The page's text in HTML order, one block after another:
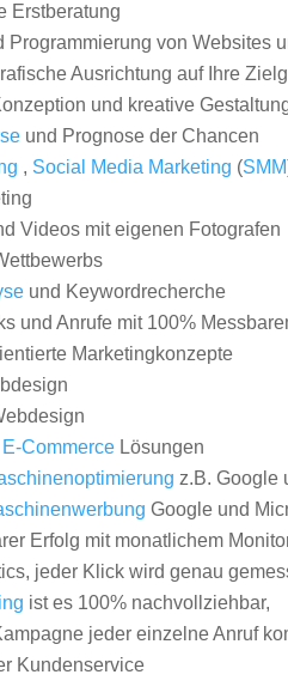
Erstberatung
Programmierung von Websites
Ausrichtung auf Ihre
und kreative
und Prognose der Chancen
, Social Media Marketing (SMM
Videos mit eigenen Fotografen
und Keywordrecherche
und Anrufe mit 100%
Marketingkonzepte
E-CommerceLösungen
z.B. Google
Google und
Erfolg mit monatlichem
jeder Klick wird genau
ist es 100% nachvollziehbar,
jeder einzelne Anruf
Kundenservice